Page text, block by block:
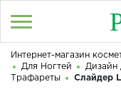
Войти
Здравствуйте! Что
Интернет-магазин
Для Ногтей
Дизайн
Трафареты
Слайдер